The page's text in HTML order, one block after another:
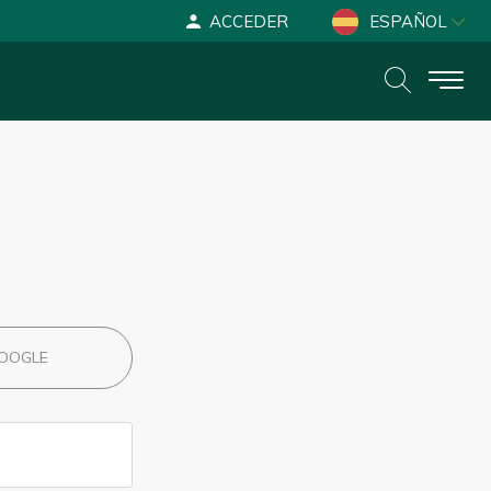
ACCEDER ESPAÑOL
ENGLISH